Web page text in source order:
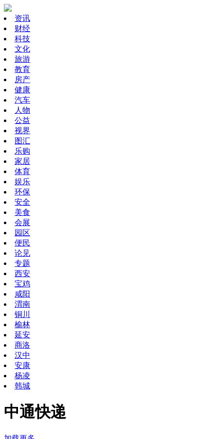
资讯
财经
科技
文化
旅游
教育
房产
健康
汽车
人物
公益
视界
图汇
乐购
家居
体育
娱乐
环保
安全
美食
会展
园区
便民
论见
专题
西安
宝鸡
咸阳
渭南
铜川
榆林
延安
商洛
汉中
安康
杨凌
韩城
中通快递